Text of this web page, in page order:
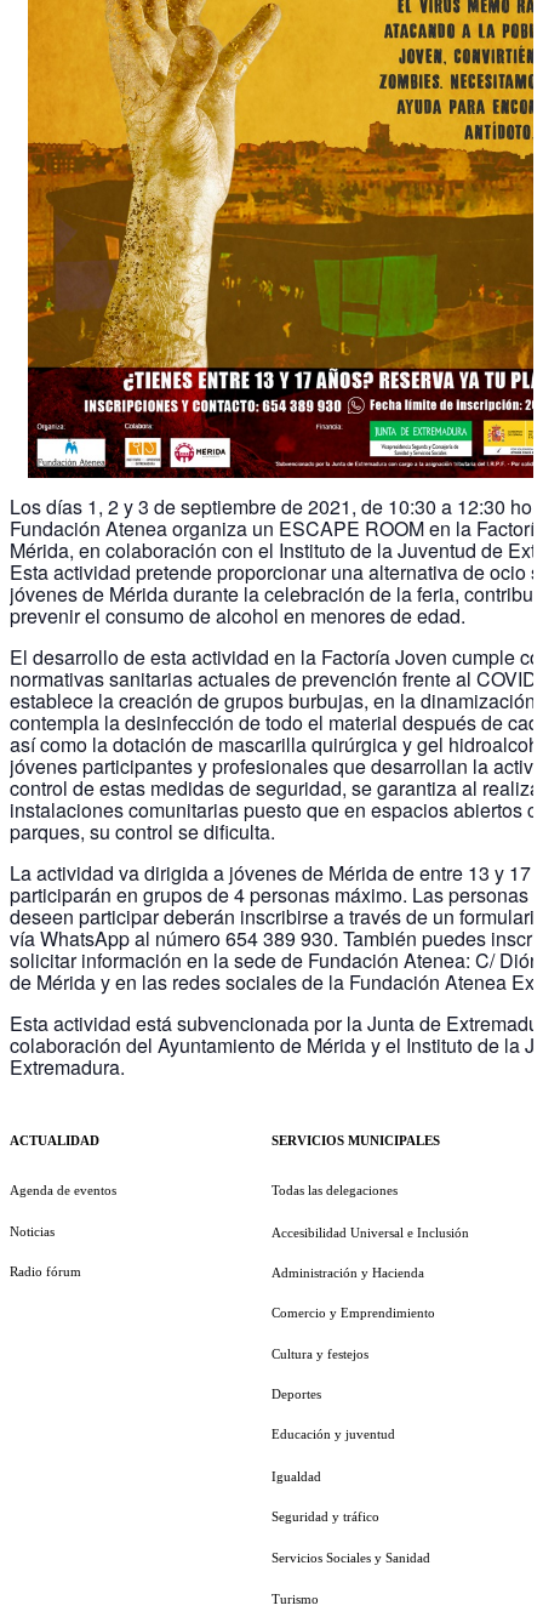
Los días 1, 2 y 3 de septiembre de 2021, de 10:30 a 12:30
Fundación Atenea organiza un ESCAPE ROOM en la
Mérida, en colaboración con el Instituto de la Juventud de
Esta actividad pretende proporcionar una alternativa de ocio
jóvenes de Mérida durante la celebración de la feria,
prevenir el consumo de alcohol en menores de edad.
El desarrollo de esta actividad en la Factoría Joven cumple
normativas sanitarias actuales de prevención frente al
establece la creación de grupos burbujas, en la dinamización
contempla la desinfección de todo el material después de
así como la dotación de mascarilla quirúrgica y gel
jóvenes participantes y profesionales que desarrollan la
control de estas medidas de seguridad, se garantiza al
instalaciones comunitarias puesto que en espacios abiertos
parques, su control se dificulta.
La actividad va dirigida a jóvenes de Mérida de entre 13 y 17
participarán en grupos de 4 personas máximo. Las personas
deseen participar deberán inscribirse a través de un
vía WhatsApp al número 654 389 930. También puedes
solicitar información en la sede de Fundación Atenea: C/
de Mérida y en las redes sociales de la Fundación Atenea
Esta actividad está subvencionada por la Junta de
colaboración del Ayuntamiento de Mérida y el Instituto de la
Extremadura.
ACTUALIDAD
Agenda de eventos
Noticias
Radio fórum
SERVICIOS MUNICIPALES
Todas las delegaciones
Accesibilidad Universal e Inclusión
Administración y Hacienda
Comercio y Emprendimiento
Cultura y festejos
Deportes
Educación y juventud
Igualdad
Seguridad y tráfico
Servicios Sociales y Sanidad
Turismo